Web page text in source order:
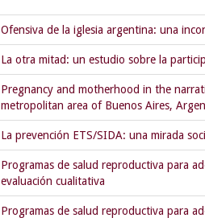
Ofensiva de la iglesia argentina: una
La otra mitad: un estudio sobre la
Pregnancy and motherhood in the
metropolitan area of Buenos Aires,
La prevención ETS/SIDA: una mirada
Programas de salud reproductiva para
evaluación cualitativa
Programas de salud reproductiva para